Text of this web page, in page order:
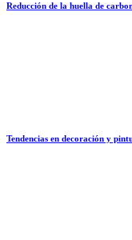
Reducción de la huella de
Tendencias en decoración y